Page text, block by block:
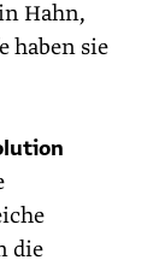
Hahn,
haben sie
die